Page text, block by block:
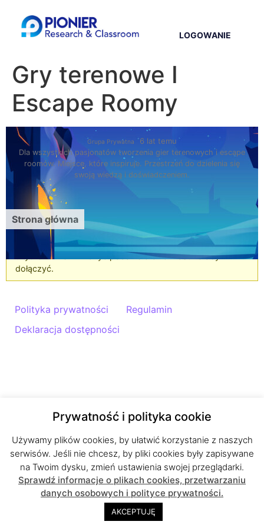
LOGOWANIE
Gry terenowe I
Escape Roomy
Grupa Prywatna 6 lat temu
Dla wszystkich pasjonatów tworzenia gier terenowych i escape
roomów. Miejsce, które inspiruje. Przestrzeń do dzielenia się
swoją wiedzą i doświadczeniem.
Strona główna
Ta grupa jest prywatna. Musisz być zarejestrowanym
użytkownikiem i złożyć podanie o członkostwo aby
dołączyć.
Polityka prywatności
Regulamin
Deklaracja dostępności
Prywatność i polityka cookie
Używamy plików cookies, by ułatwić korzystanie z naszych
serwisów. Jeśli nie chcesz, by pliki cookies były zapisywane
na Twoim dysku, zmień ustawienia swojej przeglądarki.
Sprawdź informacje o plikach cookies, przetwarzaniu
danych osobowych i polityce prywatności.
AKCEPTUJĘ